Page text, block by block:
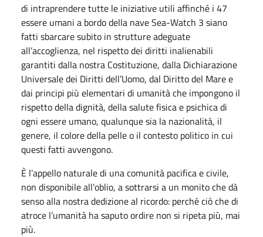
di intraprendere tutte le iniziative utili affinché i 47
essere umani a bordo della nave Sea-Watch 3 siano
fatti sbarcare subito in strutture adeguate
all’accoglienza, nel rispetto dei diritti inalienabili
garantiti dalla nostra Costituzione, dalla Dichiarazione
Universale dei Diritti dell’Uomo, dal Diritto del Mare e
dai principi più elementari di umanità che impongono il
rispetto della dignità, della salute fisica e psichica di
ogni essere umano, qualunque sia la nazionalità, il
genere, il colore della pelle o il contesto politico in cui
questi fatti avvengono.
È l’appello naturale di una comunità pacifica e civile,
non disponibile all’oblio, a sottrarsi a un monito che dà
senso alla nostra dedizione al ricordo: perché ciò che di
atroce l’umanità ha saputo ordire non si ripeta più, mai
più.